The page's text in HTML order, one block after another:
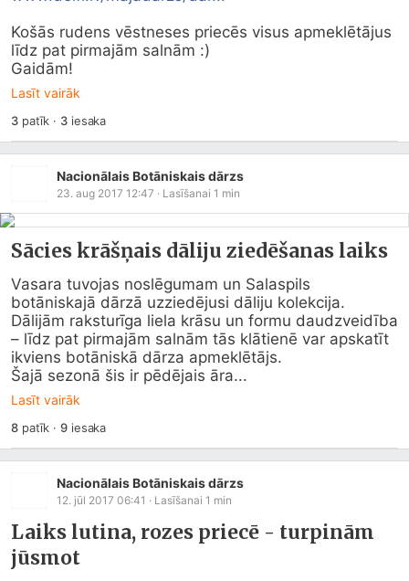
Košās rudens vēstneses priecēs visus apmeklētājus
līdz pat pirmajām salnām :)
Gaidām!
Lasīt vairāk
3patīk · 3iesaka
Nacionālais Botāniskais dārzs
23. aug 2017 12:47 · Lasīšanai 1 min
Sācies krāšņais dāliju ziedēšanas laiks
Vasara tuvojas noslēgumam un Salaspils
botāniskajā dārzā uzziedējusi dāliju kolekcija.
Dālijām raksturīga liela krāsu un formu daudzveidība
– līdz pat pirmajām salnām tās klātienē var apskatīt
ikviens botāniskā dārza apmeklētājs.
Šajā sezonā šis ir pēdējais āra...
Lasīt vairāk
8patīk ·9iesaka
Nacionālais Botāniskais dārzs
12. jūl 2017 06:41 · Lasīšanai 1 min
Laiks lutina, rozes priecē - turpinām
jūsmot